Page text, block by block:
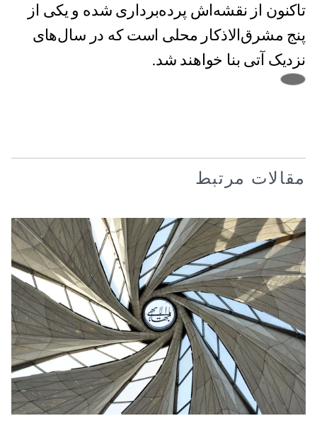
تاکنون از نقشه‌اش پرده‌برداری شده و یکی از
پنج مشرق‌الاذکار محلی است که در سال‌های
نزدیک آتی بنا خواهند شد.
مقالات مرتبط